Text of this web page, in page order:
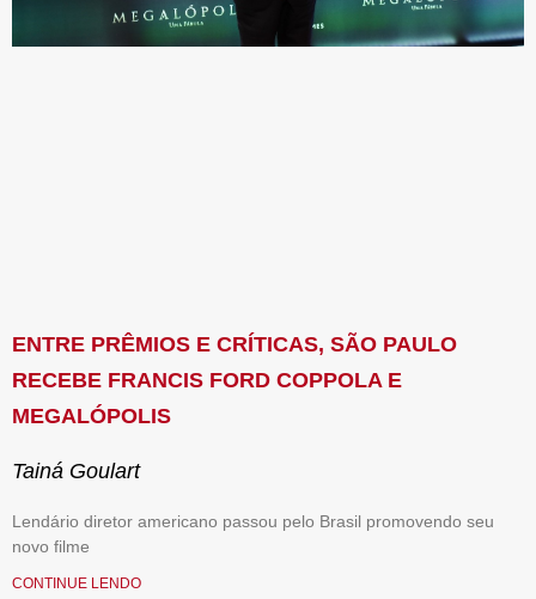
ENTRE PRÊMIOS E CRÍTICAS, SÃO PAULO
RECEBE FRANCIS FORD COPPOLA E
MEGALÓPOLIS
Tainá Goulart
Lendário diretor americano passou pelo Brasil promovendo seu
novo filme
CONTINUE LENDO